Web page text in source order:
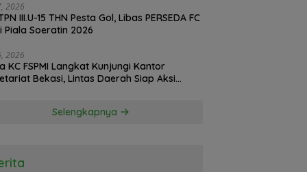
2026
III.U-15 THN Pesta Gol, Libas PERSEDA FC
Piala Soeratin 2026
2026
KC FSPMI Langkat Kunjungi Kantor
Bekasi, Lintas Daerah Siap Aksi
Selengkapnya